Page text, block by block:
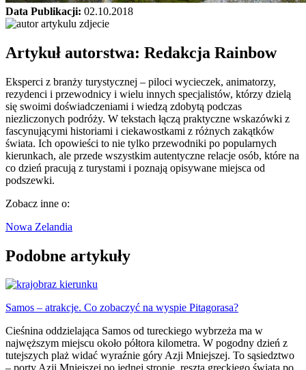
Data Publikacji: 02.10.2018
Artykuł autorstwa: Redakcja Rainbow
Eksperci z branży turystycznej – piloci wycieczek, animatorzy,
rezydenci i przewodnicy i wielu innych specjalistów, którzy dzielą
się swoimi doświadczeniami i wiedzą zdobytą podczas
niezliczonych podróży. W tekstach łączą praktyczne wskazówki z
fascynującymi historiami i ciekawostkami z różnych zakątków
świata. Ich opowieści to nie tylko przewodniki po popularnych
kierunkach, ale przede wszystkim autentyczne relacje osób, które na
co dzień pracują z turystami i poznają opisywane miejsca od
podszewki.
Zobacz inne o:
Nowa Zelandia
Podobne artykuły
Samos – atrakcje. Co zobaczyć na wyspie Pitagorasa?
Cieśnina oddzielająca Samos od tureckiego wybrzeża ma w
najwęższym miejscu około półtora kilometra. W pogodny dzień z
tutejszych plaż widać wyraźnie góry Azji Mniejszej. To sąsiedztwo